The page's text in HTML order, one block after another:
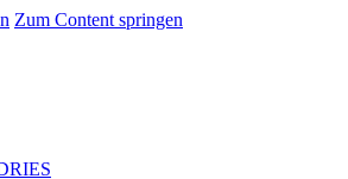
Zum Content springen